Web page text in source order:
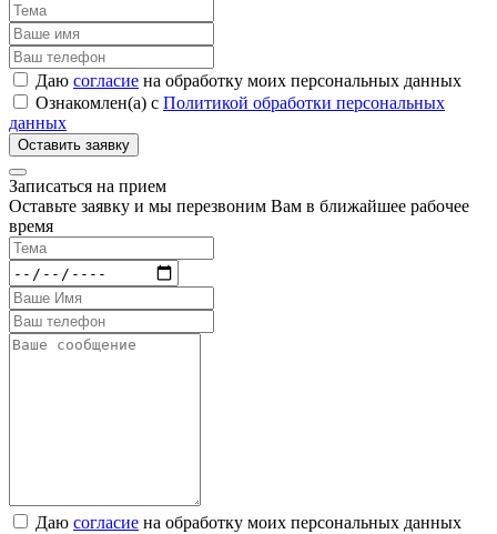
Даю согласие на обработку моих персональных данных
Ознакомлен(а) с Политикой обработки персональных
данных
Записаться на прием
Оставьте заявку и мы перезвоним Вам в ближайшее рабочее
время
Даю согласие на обработку моих персональных данных